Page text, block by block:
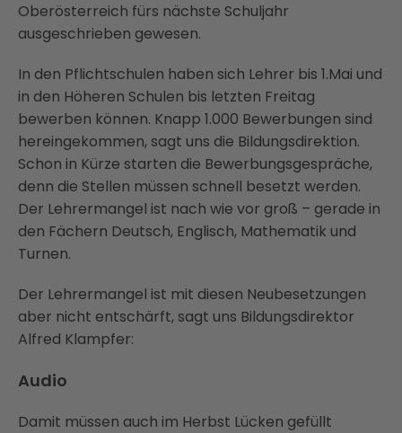
Oberösterreich fürs nächste Schuljahr
ausgeschrieben gewesen.
In den Pflichtschulen haben sich Lehrer bis 1.Mai und
in den Höheren Schulen bis letzten Freitag
bewerben können. Knapp 1.000 Bewerbungen sind
hereingekommen, sagt uns die Bildungsdirektion.
Schon in Kürze starten die Bewerbungsgespräche,
denn die Stellen müssen schnell besetzt werden.
Der Lehrermangel ist nach wie vor groß – gerade in
den Fächern Deutsch, Englisch, Mathematik und
Turnen.
Der Lehrermangel ist mit diesen Neubesetzungen
aber nicht entschärft, sagt uns Bildungsdirektor
Alfred Klampfer:
Audio
Damit müssen auch im Herbst Lücken gefüllt